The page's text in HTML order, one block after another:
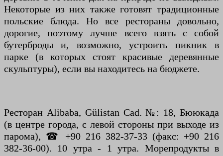
Некоторые из них также готовят традиционные
польские блюда. Но все рестораны довольно,
дорогие, поэтому лучше всего взять с собой
бутерброды и, возможно, устроить пикник в
парке (в которых стоят красивые деревянные
скульптуры), если вы находитесь на бюджете.
Ресторан Alibaba, Gülistan Cad. №: 18, Бююкада
(в центре города, с левой стороны при выходе из
парома), ☎ +90 216 382-37-33 (факс: +90 216
382-36-00). 10 утра - 1 утра. Морепродукты в